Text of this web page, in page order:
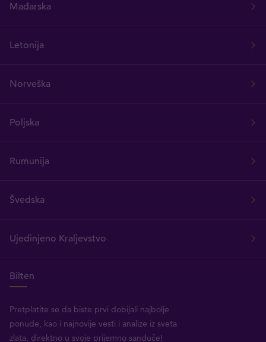
Mađarska
Letonija
Norveška
Poljska
Rumunija
Švedska
Ujedinjeno Kraljevstvo
Bilten
Pretplatite se da biste prvi dobijali najbolje
ponude, kao i najnovije vesti i analize iz sveta
zlata, direktno u svoje prijemno sanduče!